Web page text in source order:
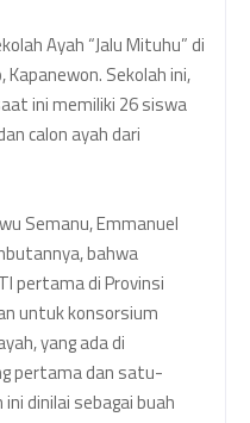
Ayah “Jalu Mituhu” di
Kapanewon. Sekolah ini,
ini memiliki 26 siswa
calon ayah dari
Semanu, Emmanuel
bahwa
pertama di Provinsi
untuk konsorsium
yang ada di
pertama dan satu-
dinilai sebagai buah